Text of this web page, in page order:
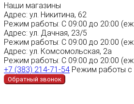
Наши магазины
Адрес: ул. Никитина, 62
Режим работы: С 09:00 до 20:00
Адрес: ул. Дачная, 23/5
Режим работы: С 09:00 до 20:00
Адрес: ул. Комсомольская, 2а
Режим работы: С 09:00 до 20:00
+7 (383) 214-71-54 Режим работы с
Обратный звонок